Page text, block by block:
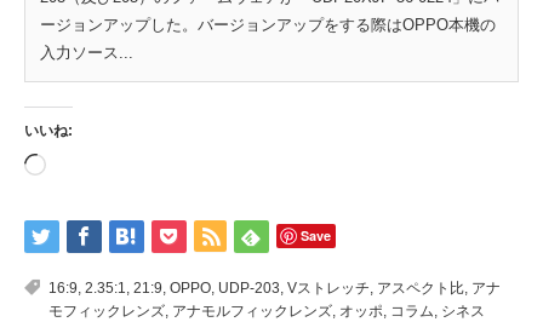
ージョンアップした。バージョンアップをする際はOPPO本機の
入力ソース...
いいね:
読
中…
Save
16:9, 2.35:1, 21:9, OPPO, UDP-203, Vストレッチ, アスペクト比, アナ
モフィックレンズ, アナモルフィックレンズ, オッポ, コラム, シネス